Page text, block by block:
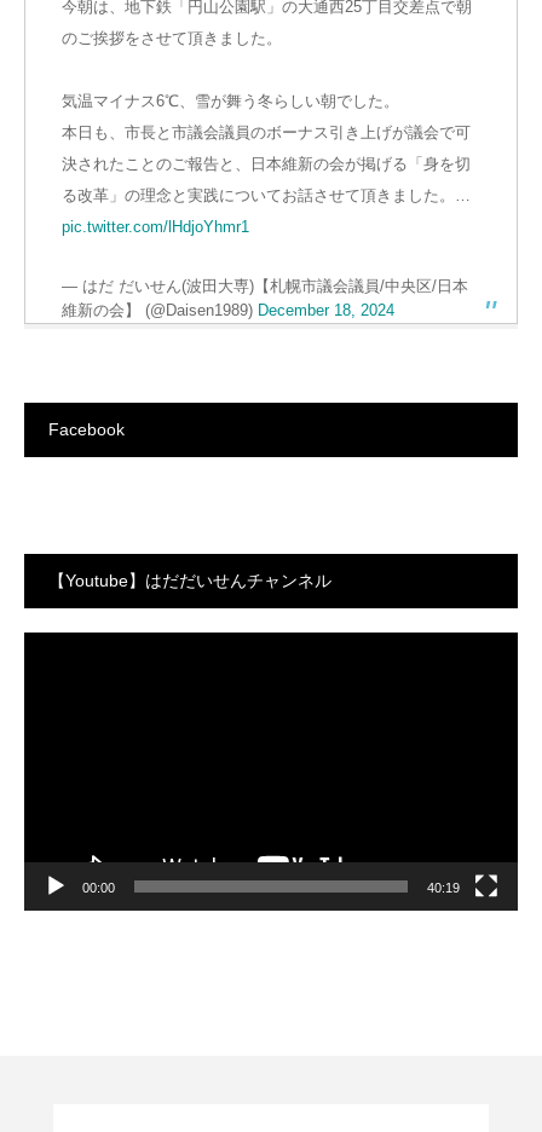
今朝は、地下鉄「円山公園駅」の大通西25丁目交差点で朝
のご挨拶をさせて頂きました。
気温マイナス6℃、雪が舞う冬らしい朝でした。
本日も、市長と市議会議員のボーナス引き上げが議会で可
決されたことのご報告と、日本維新の会が掲げる「身を切
る改革」の理念と実践についてお話させて頂きました。…
pic.twitter.com/lHdjoYhmr1
— はだ だいせん(波田大専)【札幌市議会議員/中央区/日本
維新の会】 (@Daisen1989) December 18, 2024
Facebook
【Youtube】はだだいせんチャンネル
00:00 40:19